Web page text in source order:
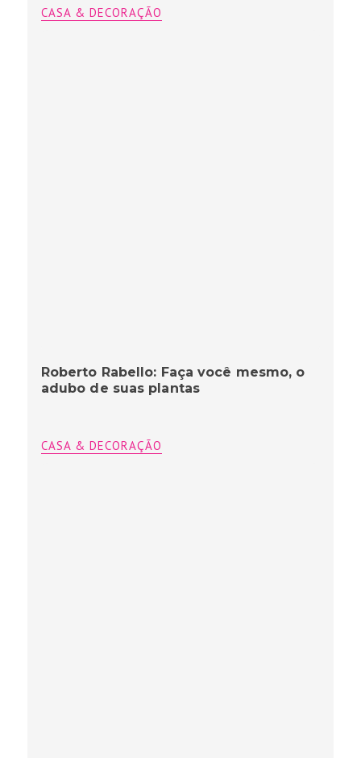
CASA & DECORAÇÃO
Roberto Rabello: Faça você mesmo, o
adubo de suas plantas
CASA & DECORAÇÃO